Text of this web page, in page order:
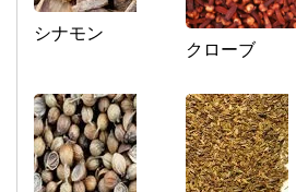
シナモン
クローブ